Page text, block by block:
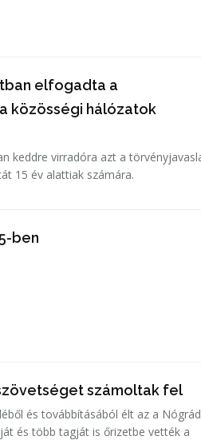
elfogadta a
közösségi hálózatok
keddre virradóra azt a
15 év alattiak számára.
ben
számoltak fel
és továbbításából élt az a Nógrád
és több tagját is őrizetbe vették a